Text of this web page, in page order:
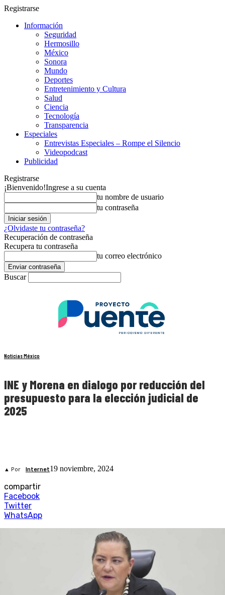
Registrarse
Información
Seguridad
Hermosillo
México
Sonora
Mundo
Deportes
Entretenimiento y Cultura
Salud
Ciencia
Tecnología
Transparencia
Especiales
Entrevistas Especiales – Rompe el Silencio
Videopodcast
Publicidad
Registrarse
¡Bienvenido!Ingrese a su cuenta
tu nombre de usuario
tu contraseña
¿Olvidaste tu contraseña?
Recuperación de contraseña
Recupera tu contraseña
tu correo electrónico
Buscar
Noticias México
INE y Morena en dialogo por reducción del
presupuesto para la elección judicial de
2025
▲ Por Internet19 noviembre, 2024
compartir
Facebook
Twitter
WhatsApp